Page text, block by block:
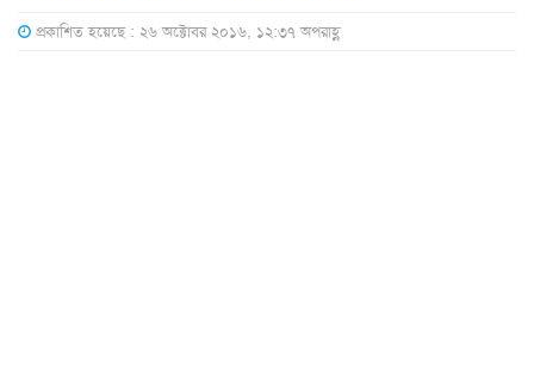
প্রকাশিত হয়েছে : ২৬ অক্টোবর ২০১৬, ১২:৩৭ অপরাহ্ণ